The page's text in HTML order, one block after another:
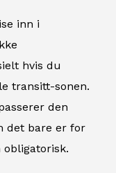
inn i
hvis du
transitt-sonen.
den
det bare er for